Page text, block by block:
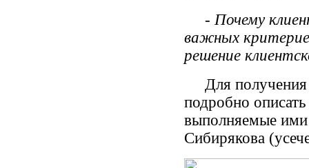
- Почему
важных
решение
Для получения
подробно
выполняемые
Сибирякова